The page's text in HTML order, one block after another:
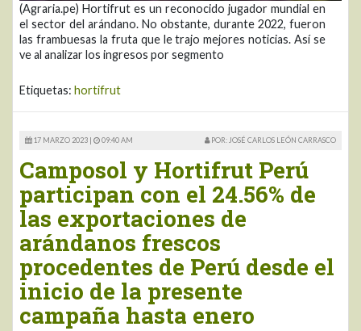
(Agraria.pe) Hortifrut es un reconocido jugador mundial en
el sector del arándano. No obstante, durante 2022, fueron
las frambuesas la fruta que le trajo mejores noticias. Así se
ve al analizar los ingresos por segmento
Etiquetas: hortifrut
17 MARZO 2023 | 09:40 AM POR: JOSÉ CARLOS LEÓN CARRASCO
Camposol y Hortifrut Perú
participan con el 24.56% de
las exportaciones de
arándanos frescos
procedentes de Perú desde el
inicio de la presente
campaña hasta enero